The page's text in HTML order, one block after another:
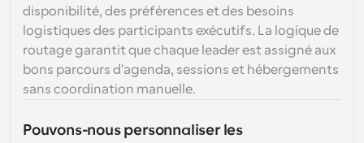
disponibilité, des préférences et des besoins
logistiques des participants exécutifs. La logique de
routage garantit que chaque leader est assigné aux
bons parcours d'agenda, sessions et hébergements
sans coordination manuelle.
Pouvons-nous personnaliser les